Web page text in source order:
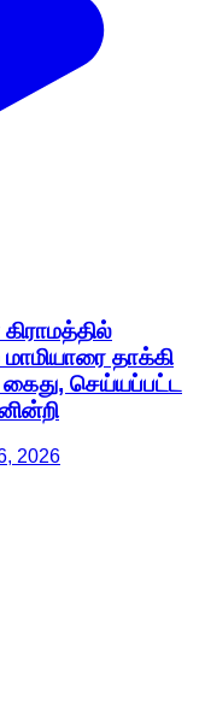
தாக்கி
செய்யப்பட்ட
2026